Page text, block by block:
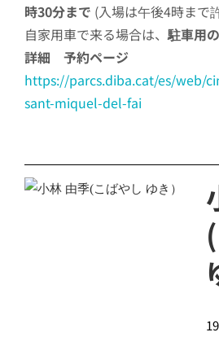
時30分まで (入場は午後4時まで
自家用車で来る場合は、駐車用
詳細 予約ページ
https://parcs.diba.cat/es/web/
sant-miquel-del-fai